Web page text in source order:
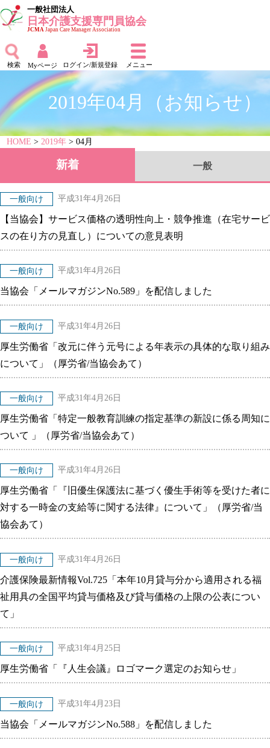
一般社団法人
日本介護支援専門員協会
JCMAJapan Care Manager Association
検索 Myページ ログイン/新規登録 メニュー
2019年04月（お知らせ）
HOME >2019年 > 04月
新着 一般
一般向け 平成31年4月26日
【当協会】サービス価格の透明性向上・競争推進（在宅サービ
スの在り方の見直し）についての意見表明
一般向け 平成31年4月26日
当協会「メールマガジンNo.589」を配信しました
一般向け 平成31年4月26日
厚生労働省「改元に伴う元号による年表示の具体的な取り組み
について」（厚労省/当協会あて）
一般向け 平成31年4月26日
厚生労働省「特定一般教育訓練の指定基準の新設に係る周知に
ついて 」（厚労省/当協会あて）
一般向け 平成31年4月26日
厚生労働省「『旧優生保護法に基づく優生手術等を受けた者に
対する一時金の支給等に関する法律』について」（厚労省/当
協会あて）
一般向け 平成31年4月26日
介護保険最新情報Vol.725「本年10月貸与分から適用される福
祉用具の全国平均貸与価格及び貸与価格の上限の公表につい
て」
一般向け 平成31年4月25日
厚生労働省「『人生会議』ロゴマーク選定のお知らせ」
一般向け 平成31年4月23日
当協会「メールマガジンNo.588」を配信しました